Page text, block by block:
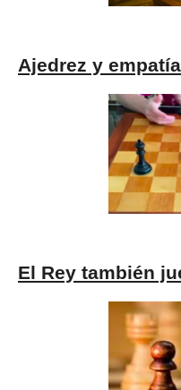
Ajedrez y
El Rey también